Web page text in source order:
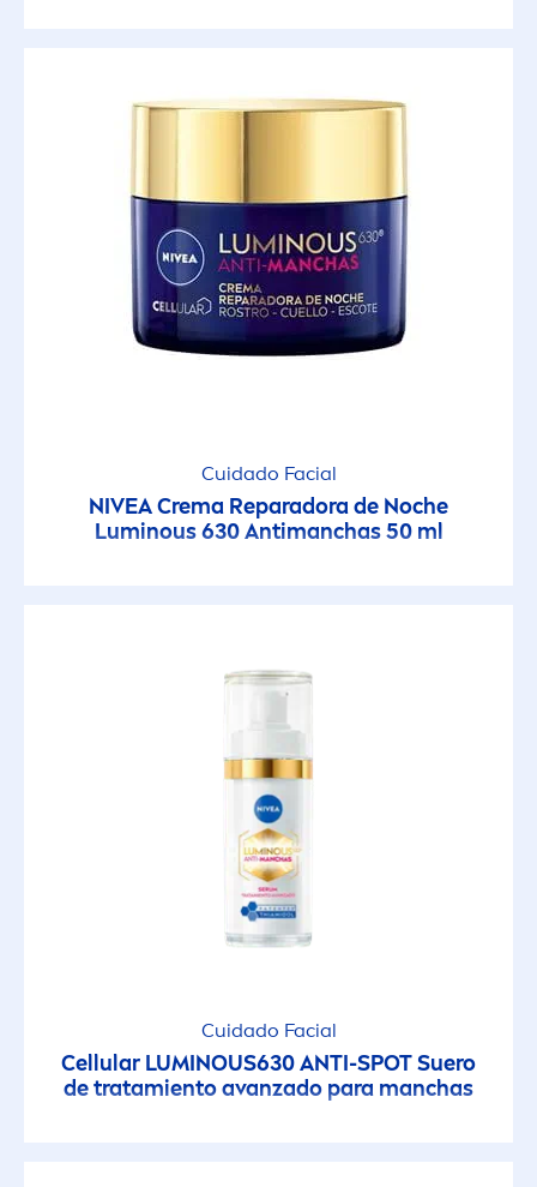
Cuidado Facial
NIVEACrema Reparadora de Noche
Luminous630 Antimanchas 50 ml
Cuidado Facial
Cellular LUMINOUS630 ANTI-SPOT Suero
de tratamiento avanzado para manchas